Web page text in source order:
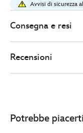
edizione-
limitata-
wars-
day-
be-
Avvisi di sicurezza
Consegna e resi
Recensioni
Potrebbe